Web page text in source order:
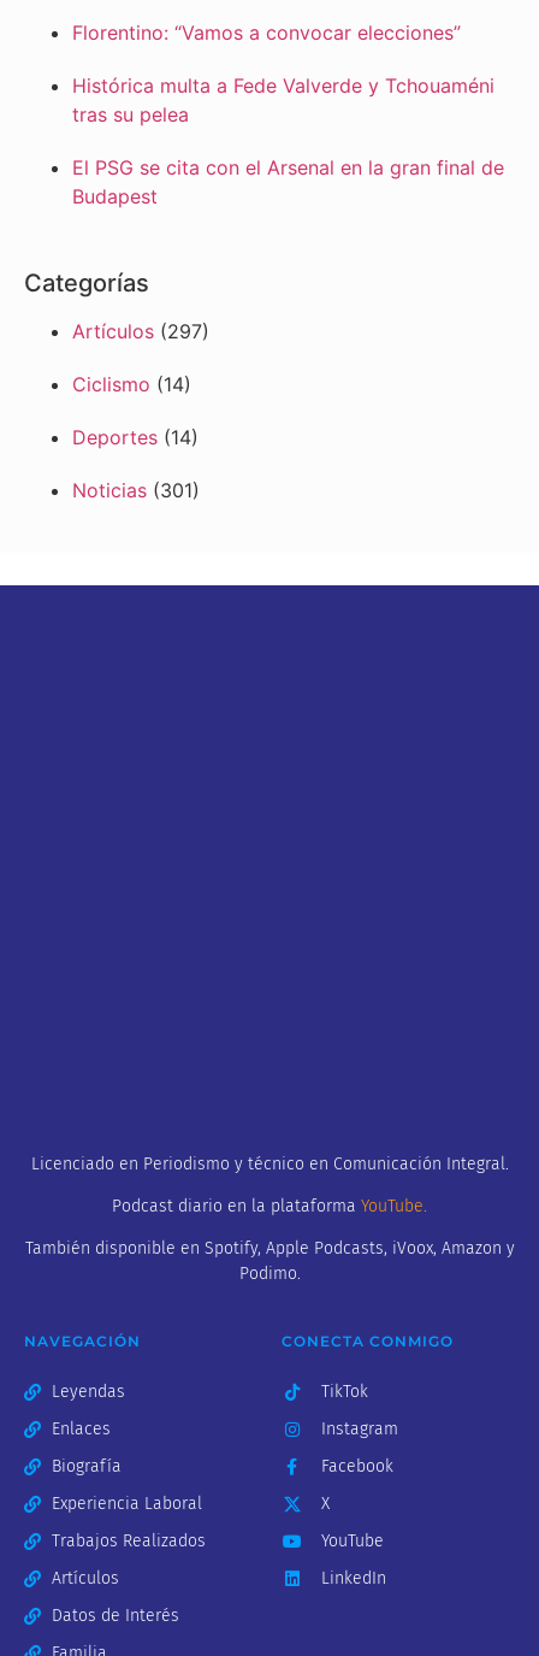
Florentino: “Vamos a convocar elecciones”
Histórica multa a Fede Valverde y Tchouaméni
tras su pelea
El PSG se cita con el Arsenal en la gran final de
Budapest
Categorías
Artículos (297)
Ciclismo (14)
Deportes (14)
Noticias (301)
Licenciado en Periodismo y técnico en Comunicación Integral.
Podcast diario en la plataforma YouTube.
También disponible en Spotify, Apple Podcasts, iVoox, Amazon y
Podimo.
NAVEGACIÓN
Leyendas
Enlaces
Biografía
Experiencia Laboral
Trabajos Realizados
Artículos
Datos de Interés
CONECTA CONMIGO
TikTok
Instagram
Facebook
X
YouTube
LinkedIn